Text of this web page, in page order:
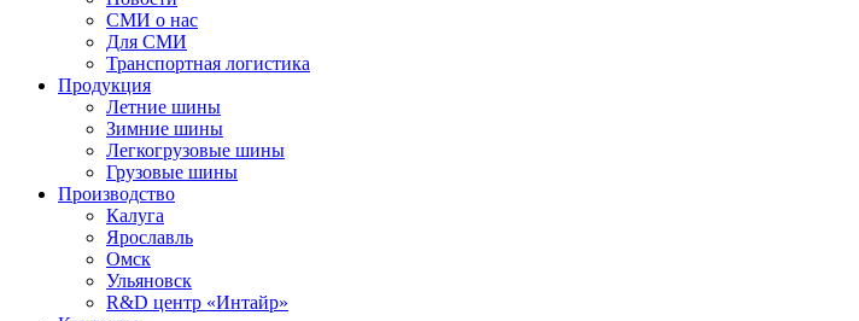
СМИ о нас
Для СМИ
Транспортная логистика
Продукция
Летние шины
Зимние шины
Легкогрузовые шины
Грузовые шины
Производство
Калуга
Ярославль
Омск
Ульяновск
R&D центр «Интайр»